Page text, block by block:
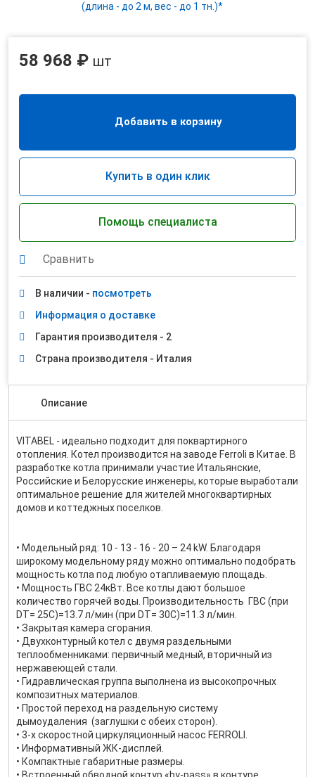
(длина - до 2 м, вес - до 1 тн.)*
58 968 ₽ шт
Добавить в корзину
Купить в один клик
Помощь специалиста
Сравнить
В наличии - посмотреть
Информация о доставке
Гарантия производителя - 2
Страна производителя - Италия
Описание
VITABEL - идеально подходит для поквартирного
отопления. Котел производится на заводе Ferroli в Китае. В
разработке котла принимали участие Итальянские,
Российские и Белорусские инженеры, которые выработали
оптимальное решение для жителей многоквартирных
домов и коттеджных поселков.
• Модельный ряд: 10 - 13 - 16 - 20 – 24 kW. Благодаря
широкому модельному ряду можно оптимально подобрать
мощность котла под любую отапливаемую площадь.
• Мощность ГВС 24кВт. Все котлы дают большое
количество горячей воды. Производительность ГВС (при
DT= 25C)=13.7 л/мин (при DT= 30C)=11.3 л/мин.
• Закрытая камера сгорания.
• Двухконтурный котел с двумя раздельными
теплообменниками: первичный медный, вторичный из
нержавеющей стали.
• Гидравлическая группа выполнена из высокопрочных
композитных материалов.
• Простой переход на раздельную систему
дымоудаления (заглушки с обеих сторон).
• 3-х скоростной циркуляционный насос FERROLI.
• Информативный ЖК-дисплей.
• Компактные габаритные размеры.